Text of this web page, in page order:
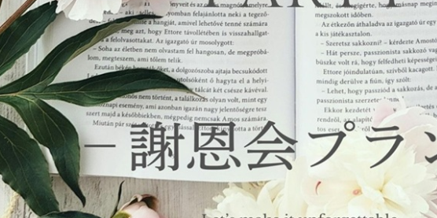
Reservation
レストラン予約
フランス料理「エスカー
レ」
ネットで予約する
日本料理「隨縁亭」
ネットで予約する
宿泊検索 航空券＋宿泊検索
チェックイン日がお決まりの方
チェックイン チェックアウト
人数 2